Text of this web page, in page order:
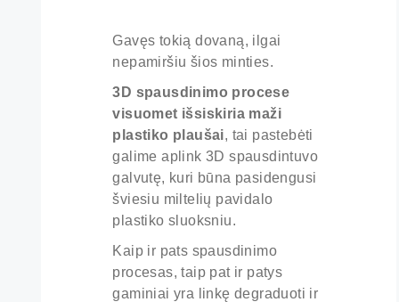
Gavęs tokią dovaną, ilgai
nepamiršiu šios minties.
3D spausdinimo procese
visuomet išsiskiria maži
plastiko plaušai, tai pastebėti
galime aplink 3D spausdintuvo
galvutę, kuri būna pasidengusi
šviesiu miltelių pavidalo
plastiko sluoksniu.
Kaip ir pats spausdinimo
procesas, taip pat ir patys
gaminiai yra linkę degraduoti ir